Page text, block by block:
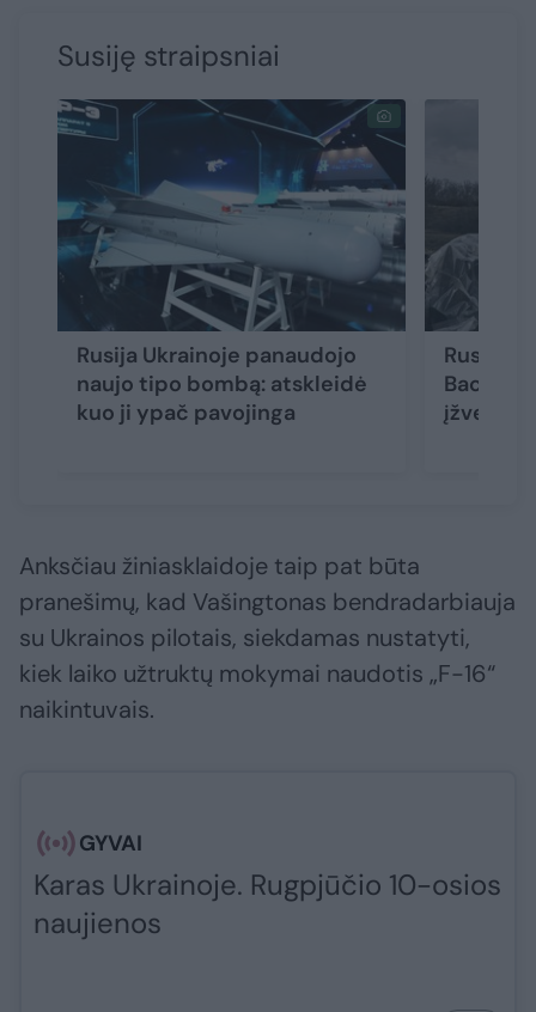
Susiję straipsniai
Rusija Ukrainoje panaudojo
naujo tipo bombą: atskleidė
kuo ji ypač pavojinga
Rusijos
įžvelgė
Anksčiau žiniasklaidoje taip pat būta
pranešimų, kad Vašingtonas bendradarbiauja
su Ukrainos pilotais, siekdamas nustatyti,
kiek laiko užtruktų mokymai naudotis „F-16“
naikintuvais.
GYVAI
Karas Ukrainoje. Rugpjūčio 10-osios
naujienos